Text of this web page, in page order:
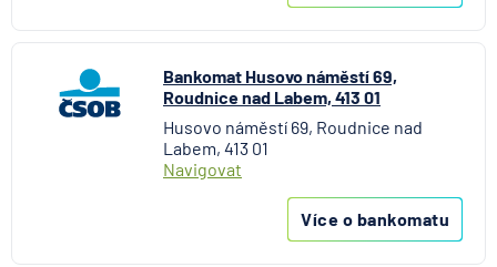
Bankomat Husovo náměstí 69,
Roudnice nad Labem, 413 01
Husovo náměstí 69, Roudnice nad
Labem, 413 01
Navigovat
Více o bankomatu